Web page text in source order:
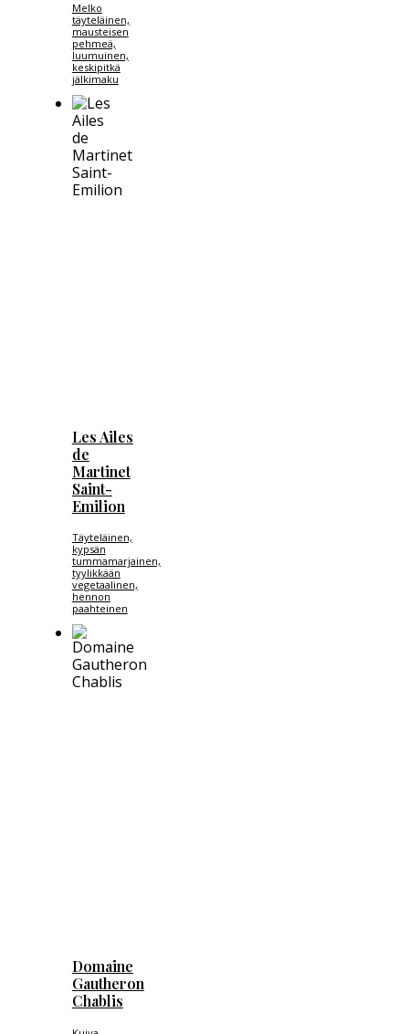
Melko
täyteläinen,
mausteisen
pehmeä,
luumuinen,
keskipitkä
jälkimaku
Les Ailes
de
Martinet
Saint-
Emilion
Täyteläinen,
kypsän
tummamarjainen,
tyylikkään
vegetaalinen,
hennon
paahteinen
Domaine
Gautheron
Chablis